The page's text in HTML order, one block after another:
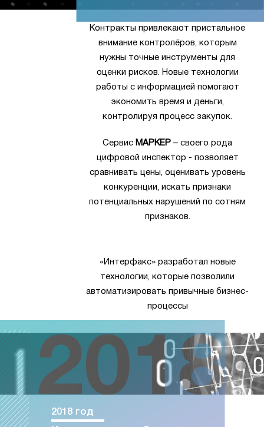
Контракты привлекают пристальное
внимание контролёров, которым
нужны точные инструменты для
оценки рисков. Новые технологии
работы с информацией помогают
экономить время и деньги,
контролируя процесс закупок.
Сервис МАРКЕР – своего рода
цифровой инспектор - позволяет
сравнивать цены, оценивать уровень
конкуренции, искать признаки
потенциальных нарушений по сотням
признаков.
«Интерфакс» разработал новые
технологии, которые позволили
автоматизировать привычные бизнес-
процессы
2018 год